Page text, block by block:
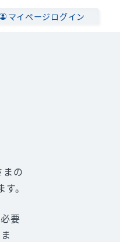
マイページログイン
の
。
要